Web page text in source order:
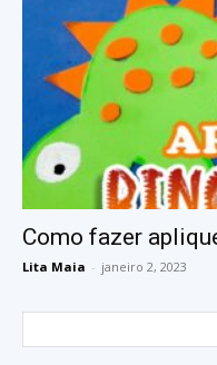
Como fazer
Lita Maia - janeiro 2, 2023